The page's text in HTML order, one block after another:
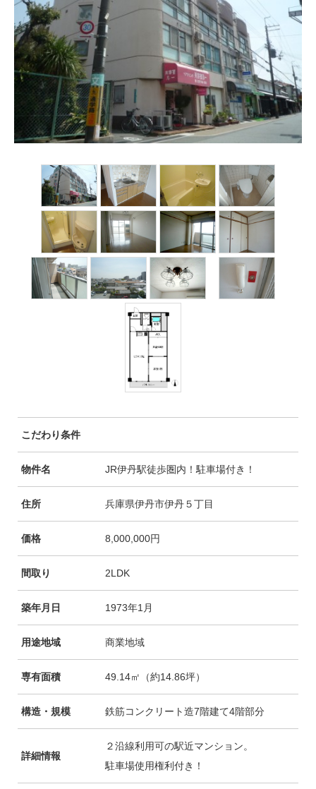
こだわり条件
物件名 JR伊丹駅徒歩圏内！駐車場付き！
住所 兵庫県伊丹市伊丹５丁目
価格 8,000,000円
間取り 2LDK
築年月日 1973年1月
用途地域 商業地域
専有面積 49.14㎡（約14.86坪）
構造・規模 鉄筋コンクリート造7階建て4階部分
詳細情報
２沿線利用可の駅近マンション。
駐車場使用権利付き！